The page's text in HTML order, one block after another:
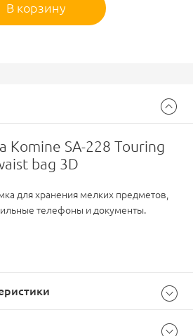
В корзину
Komine SA-228 Touring
bag 3D
для хранения мелких предметов,
телефоны и документы.